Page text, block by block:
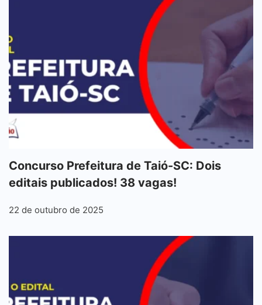
Concurso Prefeitura de Taió-SC: Dois
editais publicados! 38 vagas!
22 de outubro de 2025